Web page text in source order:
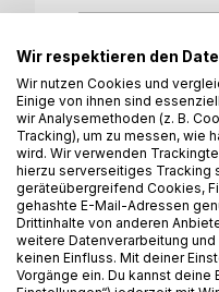
Key West
diesem
Wir respektieren den
Wir nutzen Cookies und
Einige von ihnen sind
wir Analysemethoden (z. B.
Tracking), um zu messen, wie
wird. Wir verwenden
hierzu serverseitiges Tracking
geräteübergreifend Cookies,
gehashte E-Mail-Adressen
Drittinhalte von anderen
weitere Datenverarbeitung
keinen Einfluss. Mit deiner
Vorgänge ein. Du kannst deine